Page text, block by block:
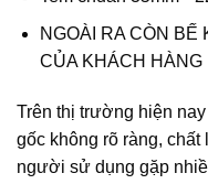
NGOÀI RA CÒN
CỦA KHÁCH HÀNG
Trên thị trường hiện
gốc không rõ ràng,
người sử dụng gặp